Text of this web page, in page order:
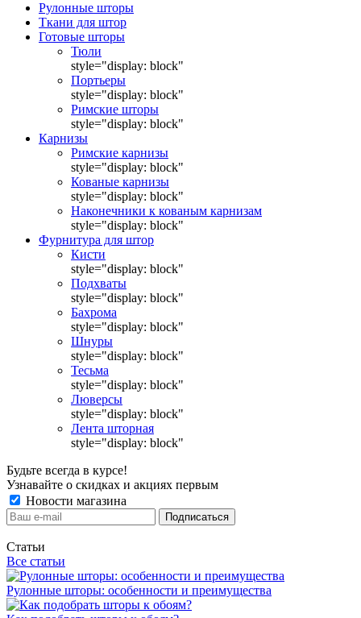
Рулонные шторы
Ткани для штор
Готовые шторы
Тюли
style="display: block"
Портьеры
style="display: block"
Римские шторы
style="display: block"
Карнизы
Римские карнизы
style="display: block"
Кованые карнизы
style="display: block"
Наконечники к кованым карнизам
style="display: block"
Фурнитура для штор
Кисти
style="display: block"
Подхваты
style="display: block"
Бахрома
style="display: block"
Шнуры
style="display: block"
Тесьма
style="display: block"
Люверсы
style="display: block"
Лента шторная
style="display: block"
Будьте всегда в курсе!
Узнавайте о скидках и акциях первым
Новости магазина
Статьи
Все статьи
Рулонные шторы: особенности и преимущества